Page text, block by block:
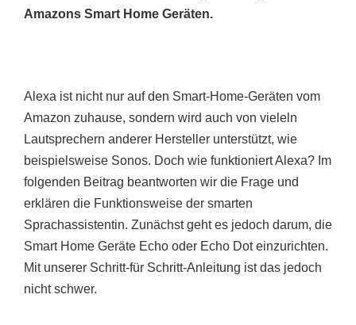
Amazons Smart Home Geräten.
Alexa ist nicht nur auf den Smart-Home-Geräten vom
Amazon zuhause, sondern wird auch von vieleln
Lautsprechern anderer Hersteller unterstützt, wie
beispielsweise Sonos. Doch wie funktioniert Alexa? Im
folgenden Beitrag beantworten wir die Frage und
erklären die Funktionsweise der smarten
Sprachassistentin. Zunächst geht es jedoch darum, die
Smart Home Geräte Echo oder Echo Dot einzurichten.
Mit unserer Schritt-für Schritt-Anleitung ist das jedoch
nicht schwer.